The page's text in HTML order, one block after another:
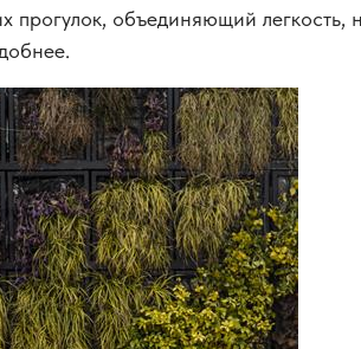
объединяющий легкость,